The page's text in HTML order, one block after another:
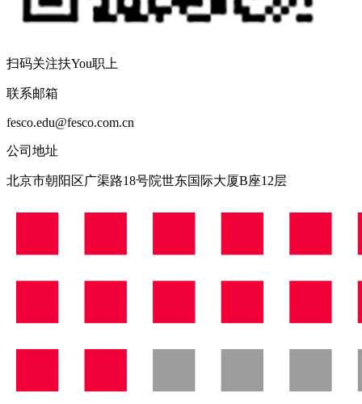
扫码关注扶You职上
联系邮箱
fesco.edu@fesco.com.cn
公司地址
北京市朝阳区广渠路18号院世东国际大厦B座12层